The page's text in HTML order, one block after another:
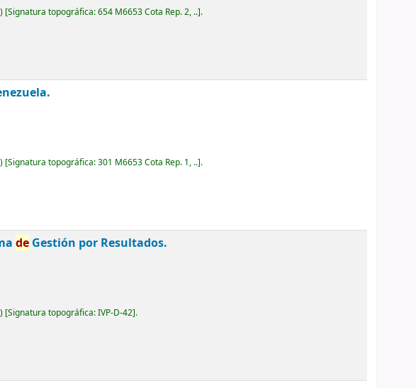
Signatura topográfica:654 M6653 Cota Rep. 2, .. .
Signatura topográfica:301 M6653 Cota Rep. 1, .. .
de Gestión por Resultados.
Signatura topográfica:IVP-D-42 .